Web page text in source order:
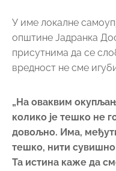
У име локалне
општине Јадранка
присутнима да се
вредност не сме
„На оваквим
колико је тешко не
довољно. Има,
тешко, нити сувишно
Та истина каже да